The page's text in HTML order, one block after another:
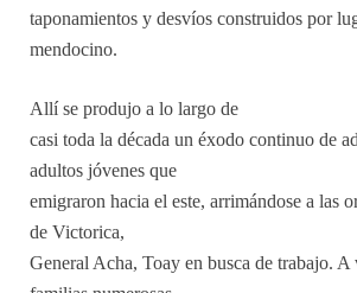
taponamientos y desvíos construidos por
mendocino.
Allí se produjo a lo largo de
casi toda la década un éxodo continuo de
adultos jóvenes que
emigraron hacia el este, arrimándose a las
de Victorica,
General Acha, Toay en busca de trabajo. A